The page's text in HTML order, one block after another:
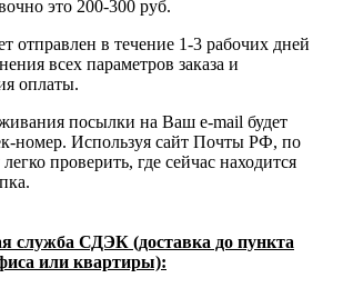
это 200-300 руб.
отправлен в течение 1-3 рабочих дней
всех параметров заказа и
оплаты.
посылки на Ваш e-mail будет
номер. Используя сайт Почты РФ, по
проверить, где сейчас находится
служба СДЭК (доставка до пункта
или квартиры):